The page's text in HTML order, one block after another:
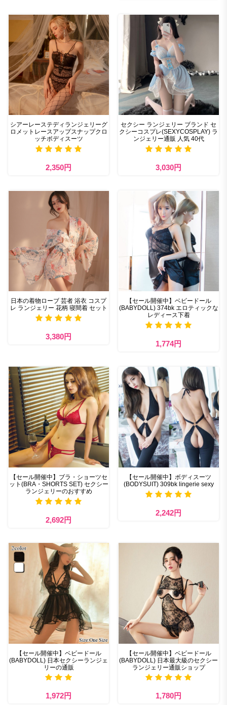
シアーレーステディランジェリーグ
ロメットレースアップスナップクロ
ッチボディスーツ
2,350円
セクシー ランジェリー ブランド セ
クシーコスプレ(SEXYCOSPLAY) ラ
ンジェリー通販 人気 40代
3,030円
日本の着物ローブ 芸者 浴衣 コスプ
レ ランジェリー 花柄 寝間着 セット
3,380円
【セール開催中】ベビードール
(BABYDOLL) 374bk エロティックな
レディース下着
1,774円
【セール開催中】ブラ・ショーツセ
ット(BRA・SHORTS SET) セクシー
ランジェリーのおすすめ
2,692円
【セール開催中】ボディスーツ
(BODYSUIT) 309bk lingerie sexy
2,242円
【セール開催中】ベビードール
(BABYDOLL) 日本セクシーランジェ
リーの通販
1,972円
【セール開催中】ベビードール
(BABYDOLL) 日本最大級のセクシー
ランジェリー通販ショップ
1,780円